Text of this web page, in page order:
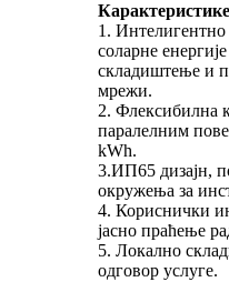
1.
соларне
складиштење и
мрежи.
2. Флексибилна
паралелним
kWh.
3.ИП65 дизајн,
окружења за
4. Кориснички
јасно праћење
5. Локално
одговор услуге.